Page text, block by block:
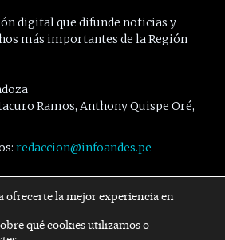
digital que difunde noticias y
más importantes de la Región
Ramos, Anthony Quispe Oré,
redaccion@infoandes.pe
Síguenos
Twitter Youtube
ofrecerte la mejor experiencia en
qué cookies utilizamos o